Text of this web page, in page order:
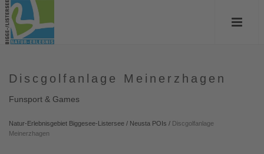
Discgolfanlage Meinerzhagen
Funsport & Games
Natur-Erlebnisgebiet Biggesee-Listersee / Neusta POIs / Discgolfanlage
Meinerzhagen